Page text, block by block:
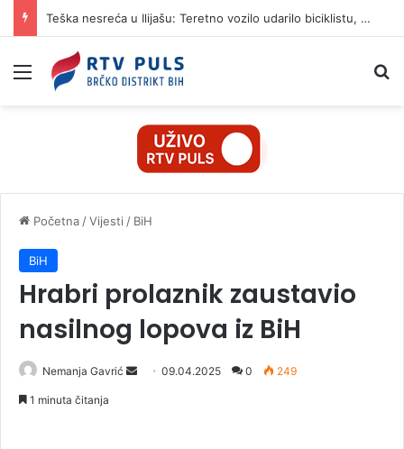
Teška nesreća u Ilijašu: Teretno vozilo udarilo biciklistu, 75-godišnjak zadržan u bolnici
Izbornik
Početna /Vijesti / BiH
BiH
Hrabri prolaznik zaustavio
nasilnog lopova iz BiH
Nemanja Gavrić 09.04.2025 0 249
1 minuta čitanja